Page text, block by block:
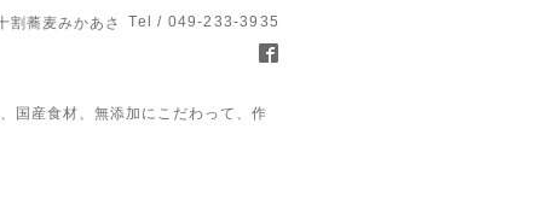
割蕎麦みかあさ Tel / 049-233-3935
国産食材、無添加にこだわって、作